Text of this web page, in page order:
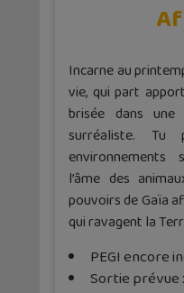
Incarne au
vie, qui part
brisée dans une
surréaliste. Tu
environnements
l’âme des
pouvoirs de Gaïa
qui ravagent la
PEGI encore
Sortie prévue